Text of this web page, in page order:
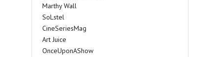
Marthy Wall
SoLstel
CineSeriesMag
Art Juice
OnceUponAShow